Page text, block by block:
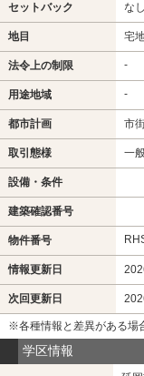
セットバック なし
地目 宅
法令上の制限 -
用途地域 -
都市計画 市
取引態様 一
設備・条件
建築確認番号
物件番号
情報更新日
次回更新日
※各種情報と差異がある場
学区情報